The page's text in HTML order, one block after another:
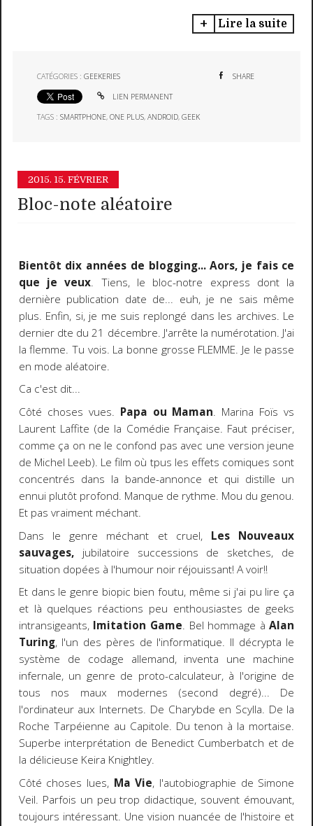
Lire la suite
CATÉGORIES :GEEKERIES SHARE
LIEN PERMANENT
TAGS :SMARTPHONE,ONE PLUS,ANDROID,GEEK
2015. 15. FÉVRIER
Bloc-note aléatoire
Bientôt dix années de blogging... Aors, je fais ce
que je veux. Tiens, le bloc-notre express dont la
dernière publication date de... euh, je ne sais même
plus. Enfin, si, je me suis replongé dans les archives. Le
dernier dte du 21 décembre. J'arrête la numérotation. J'ai
la flemme. Tu vois. La bonne grosse FLEMME. Je le passe
en mode aléatoire.
Ca c'est dit...
Côté choses vues. Papa ou Maman. Marina Foïs vs
Laurent Laffite (de la Comédie Française. Faut préciser,
comme ça on ne le confond pas avec une version jeune
de Michel Leeb). Le film où tpus les effets comiques sont
concentrés dans la bande-annonce et qui distille un
ennui plutôt profond. Manque de rythme. Mou du genou.
Et pas vraiment méchant.
Dans le genre méchant et cruel, Les Nouveaux
sauvages,jubilatoire successions de sketches, de
situation dopées à l'humour noir réjouissant! A voir!!
Et dans le genre biopic bien foutu, même si j'ai pu lire ça
et là quelques réactions peu enthousiastes de geeks
intransigeants, Imitation Game. Bel hommage àAlan
Turing, l'un des pères de l'informatique. Il décrypta le
système de codage allemand, inventa une machine
infernale, un genre de proto-calculateur, à l'origine de
tous nos maux modernes (second degré)... De
l'ordinateur aux Internets. De Charybde en Scylla. De la
Roche Tarpéienne au Capitole. Du tenon à la mortaise.
Superbe interprétation de Benedict Cumberbatch et de
la délicieuse Keira Knightley.
Côté choses lues, Ma Vie, l'autobiographie de Simone
Veil. Parfois un peu trop didactique, souvent émouvant,
toujours intéressant. Une vision nuancée de l'histoire et